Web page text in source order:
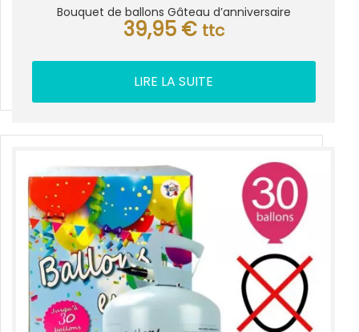
Bouquet de ballons Gâteau d’anniversaire
39,95 € ttc
LIRE LA SUITE